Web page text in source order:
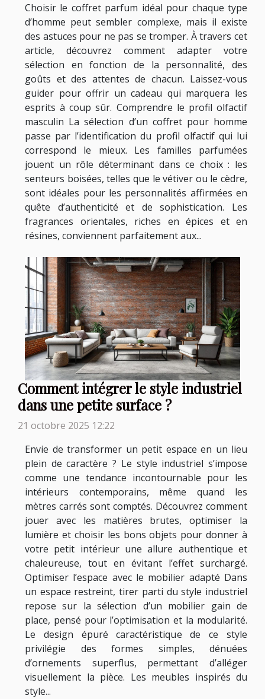
Choisir le coffret parfum idéal pour chaque type
d’homme peut sembler complexe, mais il existe
des astuces pour ne pas se tromper. À travers cet
article, découvrez comment adapter votre
sélection en fonction de la personnalité, des
goûts et des attentes de chacun. Laissez-vous
guider pour offrir un cadeau qui marquera les
esprits à coup sûr. Comprendre le profil olfactif
masculin La sélection d’un coffret pour homme
passe par l’identification du profil olfactif qui lui
correspond le mieux. Les familles parfumées
jouent un rôle déterminant dans ce choix : les
senteurs boisées, telles que le vétiver ou le cèdre,
sont idéales pour les personnalités affirmées en
quête d’authenticité et de sophistication. Les
fragrances orientales, riches en épices et en
résines, conviennent parfaitement aux...
Comment intégrer le style industriel
dans une petite surface ?
21 octobre 2025 12:22
Envie de transformer un petit espace en un lieu
plein de caractère ? Le style industriel s’impose
comme une tendance incontournable pour les
intérieurs contemporains, même quand les
mètres carrés sont comptés. Découvrez comment
jouer avec les matières brutes, optimiser la
lumière et choisir les bons objets pour donner à
votre petit intérieur une allure authentique et
chaleureuse, tout en évitant l’effet surchargé.
Optimiser l’espace avec le mobilier adapté Dans
un espace restreint, tirer parti du style industriel
repose sur la sélection d’un mobilier gain de
place, pensé pour l’optimisation et la modularité.
Le design épuré caractéristique de ce style
privilégie des formes simples, dénuées
d’ornements superflus, permettant d’alléger
visuellement la pièce. Les meubles inspirés du
style...